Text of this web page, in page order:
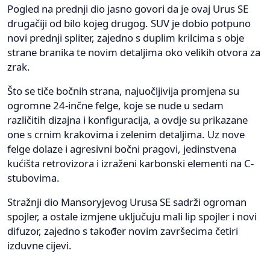
Pogled na prednji dio jasno govori da je ovaj Urus SE
drugačiji od bilo kojeg drugog. SUV je dobio potpuno
novi prednji spliter, zajedno s duplim krilcima s obje
strane branika te novim detaljima oko velikih otvora za
zrak.
Što se tiče bočnih strana, najuočljivija promjena su
ogromne 24-inčne felge, koje se nude u sedam
različitih dizajna i konfiguracija, a ovdje su prikazane
one s crnim krakovima i zelenim detaljima. Uz nove
felge dolaze i agresivni bočni pragovi, jedinstvena
kućišta retrovizora i izraženi karbonski elementi na C-
stubovima.
Stražnji dio Mansoryjevog Urusa SE sadrži ogroman
spojler, a ostale izmjene uključuju mali lip spojler i novi
difuzor, zajedno s također novim završecima četiri
izduvne cijevi.